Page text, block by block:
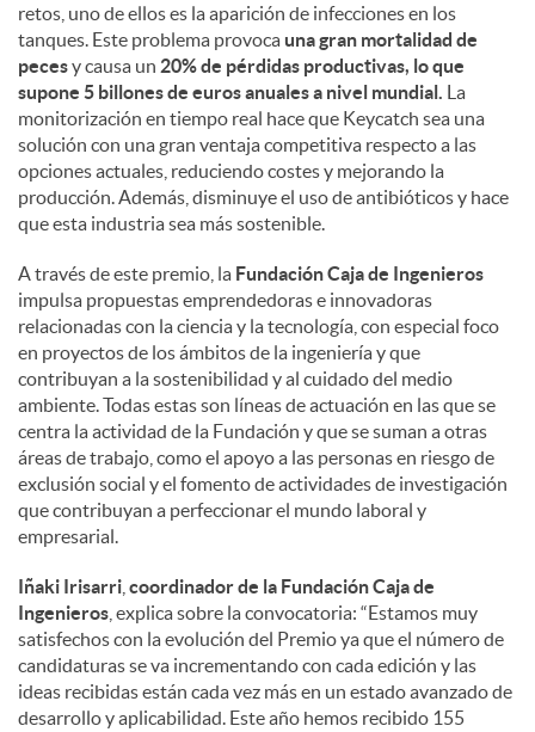
retos, uno de ellos es la aparición de infecciones en los
tanques. Este problema provoca una gran mortalidad de
pecesy causa un 20% de pérdidas productivas, lo que
supone 5 billones de euros anuales a nivel mundial. La
monitorización en tiempo real hace que Keycatch sea una
solución con una gran ventaja competitiva respecto a las
opciones actuales, reduciendo costes y mejorando la
producción. Además, disminuye el uso de antibióticos y hace
que esta industria sea más sostenible.
A través de este premio, la Fundación Caja de Ingenieros
impulsa propuestas emprendedoras e innovadoras
relacionadas con la ciencia y la tecnología, con especial foco
en proyectos de los ámbitos de la ingeniería y que
contribuyan a la sostenibilidad y al cuidado del medio
ambiente. Todas estas son líneas de actuación en las que se
centra la actividad de la Fundación y que se suman a otras
áreas de trabajo, como el apoyo a las personas en riesgo de
exclusión social y el fomento de actividades de investigación
que contribuyan a perfeccionar el mundo laboral y
empresarial.
Iñaki Irisarri coordinador de la Fundación Caja de
Ingenieros , explica sobre la convocatoria: “Estamos muy
satisfechos con la evolución del Premio ya que el número de
candidaturas se va incrementando con cada edición y las
ideas recibidas están cada vez más en un estado avanzado de
desarrollo y aplicabilidad. Este año hemos recibido 155